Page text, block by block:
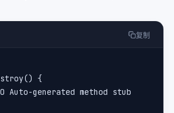
复制
{
Auto-generated method stub